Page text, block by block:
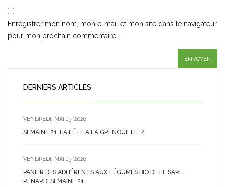
Enregistrer mon nom, mon e-mail et mon site dans le navigateur
pour mon prochain commentaire.
DERNIERS ARTICLES
VENDREDI, MAI 15, 2026
SEMAINE 21: LA FÊTE À LA GRENOUILLE…?
VENDREDI, MAI 15, 2026
PANIER DES ADHÉRENTS AUX LÉGUMES BIO DE LE SARL
RENARD: SEMAINE 21